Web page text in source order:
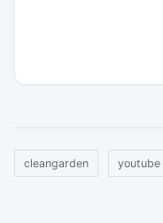
cleangarden youtube